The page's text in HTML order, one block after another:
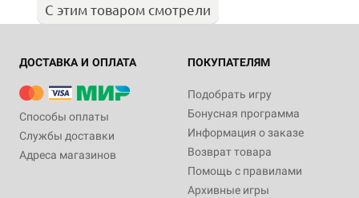
С этим товаром смотрели
ДОСТАВКА И ОПЛАТА
Способы оплаты
Службы доставки
Адреса магазинов
ПОКУПАТЕЛЯМ
Подобрать игру
Бонусная программа
Информация о заказе
Возврат товара
Помощь с правилами
Архивные игры